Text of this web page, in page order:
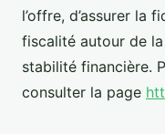
l’offre, d’assurer la
fiscalité autour de
stabilité financière.
consulter la page